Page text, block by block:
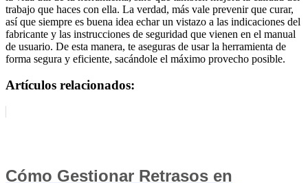
trabajo que haces con ella. La verdad, más vale prevenir que curar,
así que siempre es buena idea echar un vistazo a las indicaciones del
fabricante y las instrucciones de seguridad que vienen en el manual
de usuario. De esta manera, te aseguras de usar la herramienta de
forma segura y eficiente, sacándole el máximo provecho posible.
Artículos relacionados:
Cómo Gestionar Retrasos en